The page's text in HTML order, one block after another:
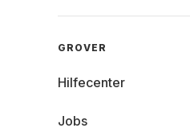
GROVER
Hilfecenter
Jobs